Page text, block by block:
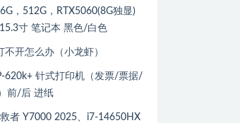
，512G，RTX5060(8G独显)
寸 笔记本 黑色/白色
不开怎么办（小龙虾）
620k+ 针式打印机（发票/票据/
前/后 进纸
者 Y7000 2025、i7-14650HX